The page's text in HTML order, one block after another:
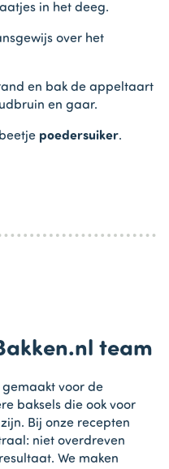
in het deeg.
over het
en bak de appeltaart
en gaar.
poedersuiker.
team
gemaakt voor de
baksels die ook voor
Bij onze recepten
niet overdreven
We maken